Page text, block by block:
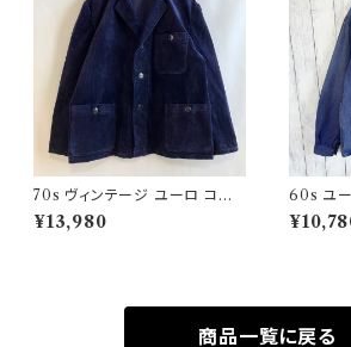
70s ヴィンテージ ユーロ コー
デュロイ セットアップ ビンテー
ジ
¥13,980
60s ユ
ール ワ
タン ヴィ
商品一覧に戻る